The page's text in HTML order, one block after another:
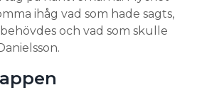
ihåg vad som hade sagts,
och vad som skulle